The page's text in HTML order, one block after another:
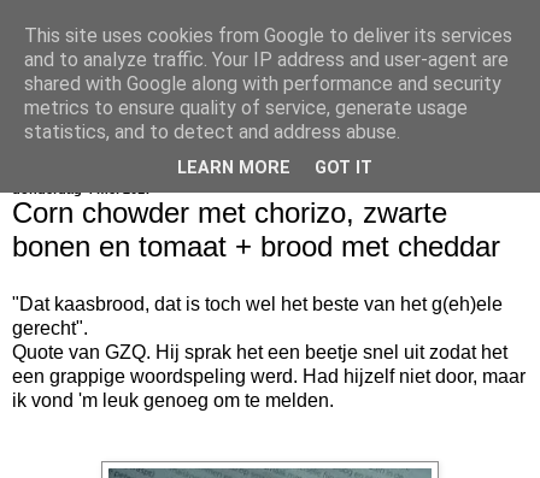
bijna net zo lekker als thuis
Corn chowder met chorizo, zwarte
bonen en tomaat + brood met cheddar
"Dat kaasbrood, dat is toch wel het beste van het g(eh)ele
gerecht".
Quote van GZQ. Hij sprak het een beetje snel uit zodat het
een grappige woordspeling werd. Had hijzelf niet door, maar
ik vond 'm leuk genoeg om te melden.
This site uses cookies from Google to deliver its services
and to analyze traffic. Your IP address and user-agent are
shared with Google along with performance and security
metrics to ensure quality of service, generate usage
statistics, and to detect and address abuse.
LEARN MORE GOT IT